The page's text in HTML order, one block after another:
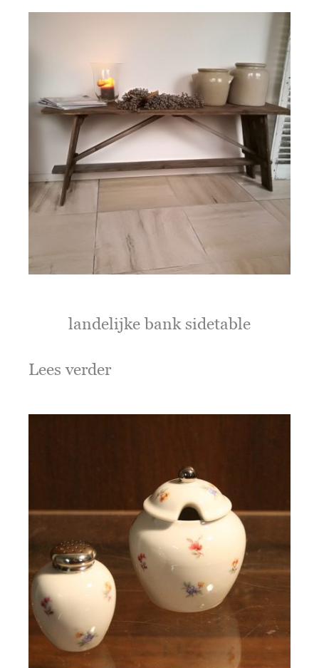
landelijke bank sidetable
Lees verder